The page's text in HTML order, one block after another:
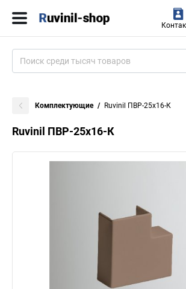
Комплектующие Ruvinil ПВР-25х16-К
Ruvinil ПВР-25х16-К